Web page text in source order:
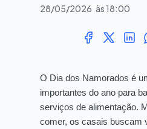
28/05/2026 às18:00
O Dia dos Namorados é
importantes do ano para
serviços de alimentação.
comer, os casais buscam